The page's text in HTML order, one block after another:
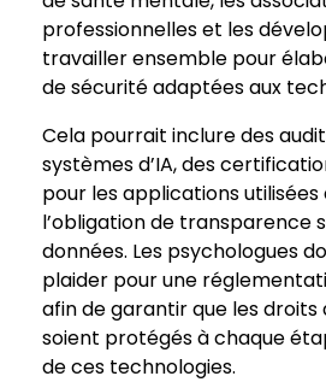
professionnelles et les
travailler ensemble pour
de sécurité adaptées aux
Cela pourrait inclure des
systèmes d’IA, des
pour les applications
l’obligation de transparence
données. Les psychologues
plaider pour une
afin de garantir que les
soient protégés à chaque
de ces technologies.